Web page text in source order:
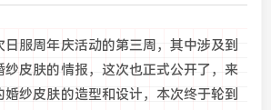
日服周年庆活动的第三周，其中涉及到
纱皮肤的情报，这次也正式公开了，来
婚纱皮肤的造型和设计，本次终于轮到